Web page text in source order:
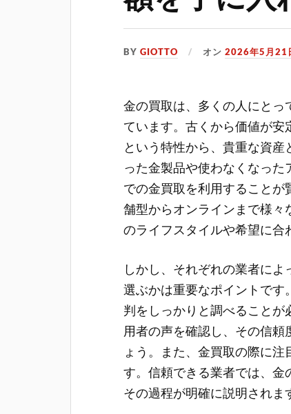
BYGIOTTO オン2026年5月21
金の買取は、多くの人にと
ています。古くから価値が安
という特性から、貴重な資
った金製品や使わなくなっ
での金買取を利用すること
舗型からオンラインまで様
のライフスタイルや希望に合
しかし、それぞれの業者に
選ぶかは重要なポイントで
判をしっかりと調べること
用者の声を確認し、その信
ょう。また、金買取の際に
す。信頼できる業者では、金
その過程が明確に説明されま